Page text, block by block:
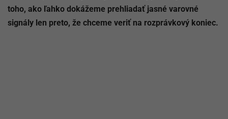
toho, ako ľahko dokážeme prehliadať jasné varovné
signály len preto, že chceme veriť na rozprávkový koniec.